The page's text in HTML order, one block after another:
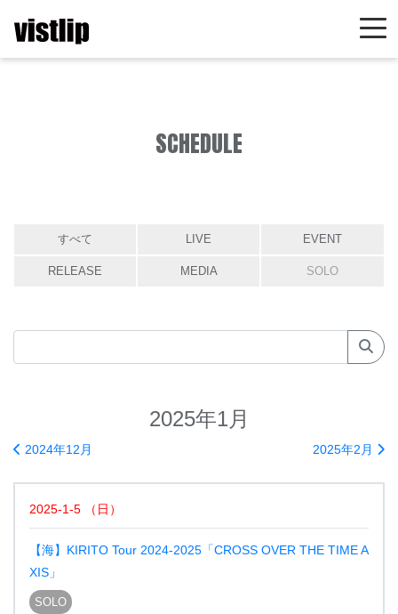
SCHEDULE
すべて LIVE EVENT
RELEASE MEDIA SOLO
2025年1月
2024年12月 2025年2月
2025-1-5 （ 日 ）
【海】KIRITO Tour 2024-2025「CROSS OVER THE TIME A
XIS」
SOLO